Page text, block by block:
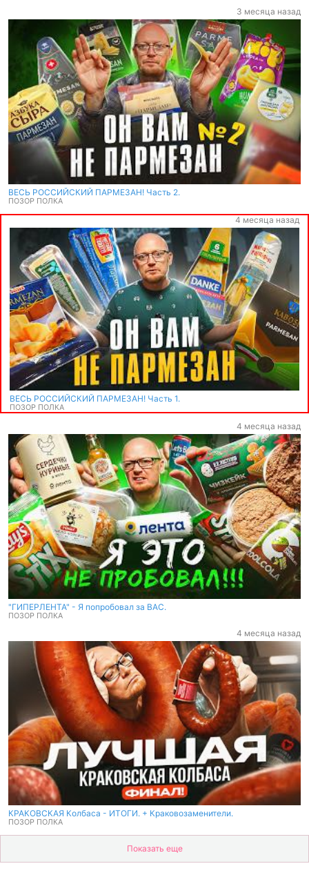
3 месяца назад
ВЕСЬ РОССИЙСКИЙ ПАРМЕЗАН! Часть 2.
ПОЗОР ПОЛКА
4 месяца назад
ВЕСЬ РОССИЙСКИЙ ПАРМЕЗАН! Часть 1.
ПОЗОР ПОЛКА
4 месяца назад
"ГИПЕРЛЕНТА" - Я попробовал за ВАС.
ПОЗОР ПОЛКА
4 месяца назад
КРАКОВСКАЯ Колбаса - ИТОГИ. + Краковозаменители.
ПОЗОР ПОЛКА
Показать еще